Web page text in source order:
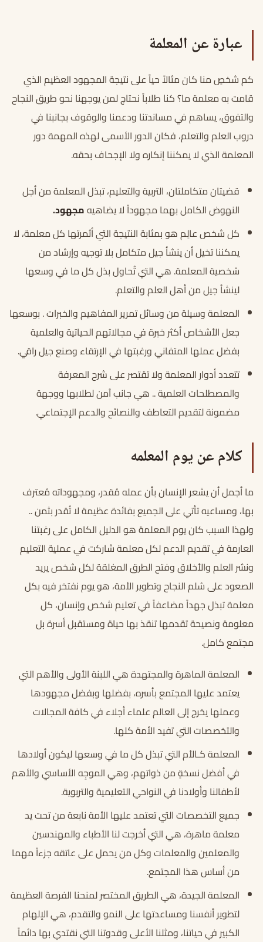
عبارة عن المعلمة
كم شخصٍ منا كان مثالاً حياً على نتيجة المجهود العظيم الذي
قامت به معلمة ما؟ كنا طلاباً نحتاج لمن يوجهنا نحو طريق النجاح
والتفوق، يساهم في مساندتنا ودعمنا والوقوف بجانبنا في
دروب العلم والتعلم، فكان الدور الأسمى لهذه المهمة دور
المعلمة الذي لا يمكننا إنكاره ولا الإجحاف بحقه.
قضيتان متكاملتان، التربية والتعليم، تبذل المعلمة من أجل
النهوض الكامل بهما مجهوداً لا يضاهيهمجهود.
كل شخص عالِم هو بمثابة النتيجة التي أثمرتها كل معلمة، لا
يمكننا تخيل أن ينشأ جيل متكامل بلا توجيه وإرشاد من
شخصية المعلمة. هي التي تُحاول بذل كل ما في وسعها
لينشأ جيل من أهل العلم والتعلم.
المعلمة وسيلة من وسائل تمرير المفاهيم والخبرات . بوسعها
جعل الأشخاص أكثر خبرة في مجالاتهم الحياتية والعلمية
بفضل عملها المتفاني ورغبتها في الإرتقاء وصنع جيل راقي.
تتعدد أدوار المعلمة ولا تقتصر على شرح المعرفة
والمصطلحات العلمية .. هي جانب آمن لطلابها ووجهة
مضمونة لتقديم التعاطف والنصائح والدعم الإجتماعي.
كلام عن يوم المعلمه
ما أجمل أن يشعر الإنسان بأن عمله مُقدر، ومجهوداته مُعترف
بها، ومساعيه تأتي على الجميع بفائدة عظيمة لا تُقدر بثمن ..
ولهذا السبب كان يوم المعلمة هو الدليل الكامل على رغبتنا
العارمة في تقديم الدعم لكل معلمة شاركت في عملية التعليم
ونشر العلم والأخلاق وفتح الطرق المغلقة لكل شخص يريد
الصعود على سُلم النجاح وتطوير الأمة، هو يوم نفتخر فيه بكل
معلمة تبذل جهداً مضاعفاً في تعليم شخص وإنسان، كل
معلومة ونصيحة تقدمها تنقذ بها حياة ومستقبل أسرة بل
مجتمع كامل.
المعلمة الماهرة والمجتهدة هي اللبنة الأولى والأهم التي
يعتمد عليها المجتمع بأسره، بفضلها وبفضل مجهودها
وعملها يخرج إلى العالم علماء أجلاء في كافة المجالات
والتخصصات التي تفيد الأمة كلها.
المعلمة كـالأم التي تبذل كل ما في وسعها ليكون أولادها
في أفضل نسخةٍ من ذواتهم، وهي الموجِه الأساسي والأهم
لأطفالنا وأولادنا في النواحي التعليمية والتربوية.
جميع التخصصات التي تعتمد عليها الأمة نابعة من تحت يد
معلمة ماهرة، هي التي أخرجت لنا الأطباء والمهندسين
والمعلمين والمعلمات وكل من يحمل على عاتقه جزءاً مهما
من أساس هذا المجتمع.
المعلمة الجيدة، هي الطريق المختصر لمنحنا الفرصة العظيمة
لتطوير أنفسنا ومساعدتها على النمو والتقدم، هي الإلهام
الكبير في حياتنا، ومثلنا الأعلى وقدوتنا التي نقتدي بها دائماً